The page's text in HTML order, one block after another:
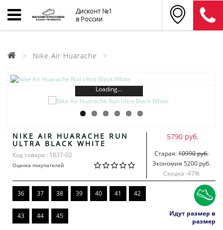
Дисконт №1
в России
Nike Air Huarache
Loading...
NIKE AIR HUARACHE RUN
ULTRA BLACK WHITE
Код товара:: 1037-02
Оценка покупателей
5790 руб.
Старая:10990 руб.
Экономия 5200 руб.
Скидка -47%
36 37 38 39 40 41 42
43 44 45
Идут размер в
размер